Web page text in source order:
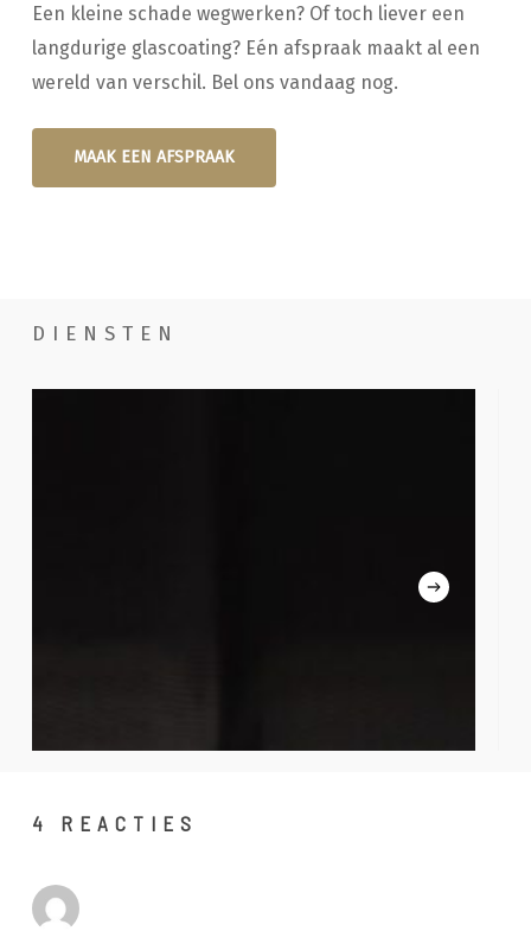
Een kleine schade wegwerken? Of toch liever een
langdurige glascoating? Eén afspraak maakt al een
wereld van verschil. Bel ons vandaag nog.
MAAK EEN AFSPRAAK
DIENSTEN
4 REACTIES